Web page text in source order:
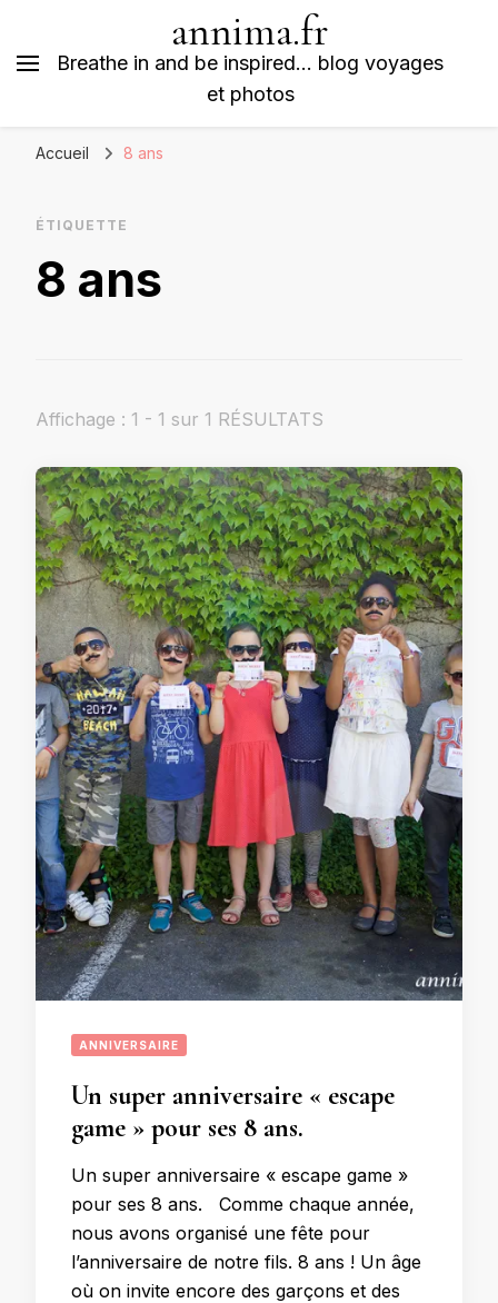
annima.fr
Breathe in and be inspired… blog voyages
et photos
Accueil 8 ans
ÉTIQUETTE
8 ans
Affichage : 1 - 1 sur 1 RÉSULTATS
ANNIVERSAIRE
Un super anniversaire « escape
game » pour ses 8 ans.
Un super anniversaire « escape game »
pour ses 8 ans. Comme chaque année,
nous avons organisé une fête pour
l’anniversaire de notre fils. 8 ans ! Un âge
où on invite encore des garçons et des